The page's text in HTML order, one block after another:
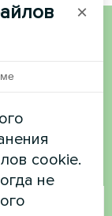
вас
вам
×
cookie.
не